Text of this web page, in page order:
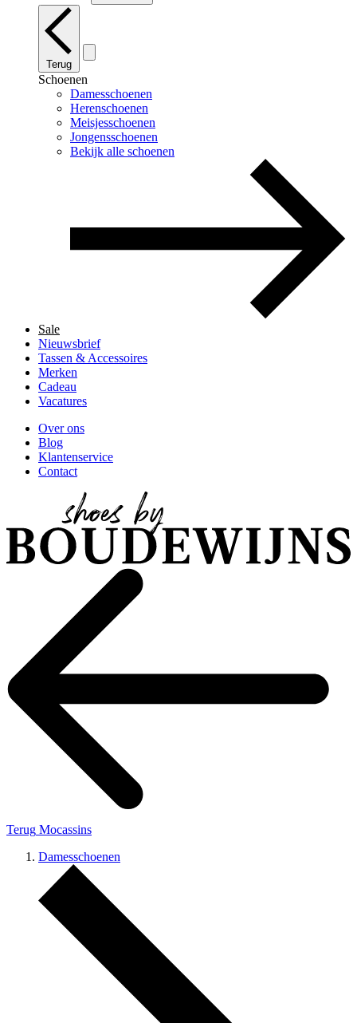
Terug
Schoenen
Damesschoenen
Herenschoenen
Meisjesschoenen
Jongensschoenen
Bekijk alle schoenen
Sale
Nieuwsbrief
Tassen & Accessoires
Merken
Cadeau
Vacatures
Over ons
Blog
Klantenservice
Contact
Terug Mocassins
Damesschoenen